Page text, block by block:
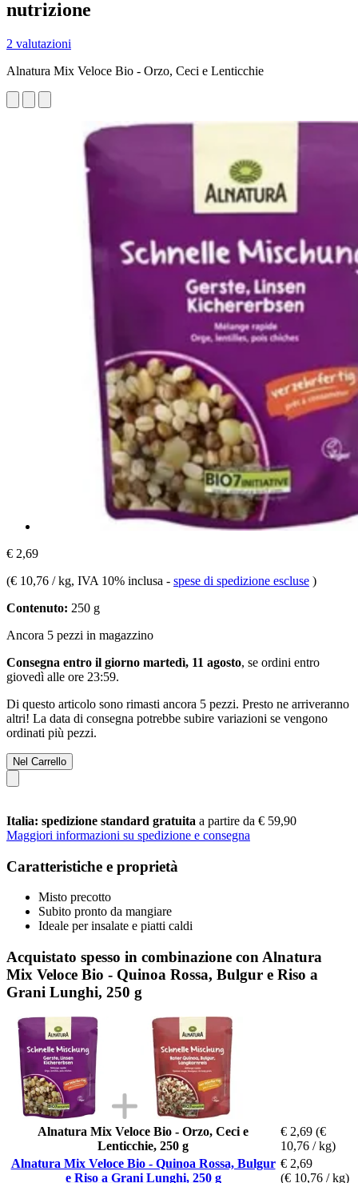
nutrizione
2 valutazioni
Alnatura Mix Veloce Bio - Orzo, Ceci e Lenticchie
€ 2,69
(€ 10,76 / kg, IVA 10% inclusa - spese di spedizione escluse )
Contenuto: 250 g
Ancora 5 pezzi in magazzino
Consegna entro il giorno martedì, 11 agosto, se ordini entro
giovedì alle ore 23:59.
Di questo articolo sono rimasti ancora 5 pezzi. Presto ne arriveranno
altri! La data di consegna potrebbe subire variazioni se vengono
ordinati più pezzi.
Nel Carrello
Italia: spedizione standard gratuita a partire da € 59,90
Maggiori informazioni su spedizione e consegna
Caratteristiche e proprietà
Misto precotto
Subito pronto da mangiare
Ideale per insalate e piatti caldi
Acquistato spesso in combinazione con Alnatura
Mix Veloce Bio - Quinoa Rossa, Bulgur e Riso a
Grani Lunghi, 250 g
Alnatura Mix Veloce Bio - Orzo, Ceci e
Lenticchie, 250 g
€ 2,69 (€
10,76 / kg)
Alnatura Mix Veloce Bio - Quinoa Rossa, Bulgur
e Riso a Grani Lunghi, 250 g
€ 2,69
(€ 10,76 / kg)